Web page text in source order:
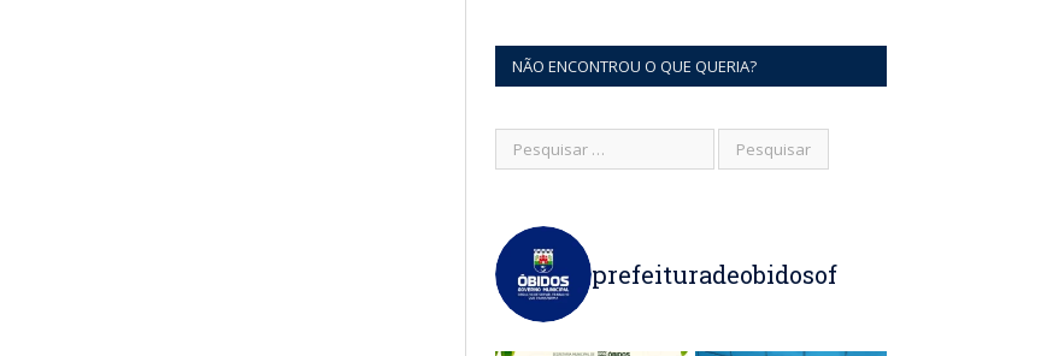
NÃO ENCONTROU O QUE QUERIA?
prefeituradeobidosof